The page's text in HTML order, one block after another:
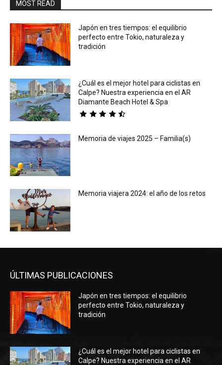
MOST READ
Japón en tres tiempos: el equilibrio
perfecto entre Tokio, naturaleza y
tradición
¿Cuál es el mejor hotel para ciclistas en
Calpe? Nuestra experiencia en el AR
Diamante Beach Hotel & Spa
Memoria de viajes 2025 – Familia(s)
Memoria viajera 2024: el año de los retos
ÚLTIMAS PUBLICACIONES
Japón en tres tiempos: el equilibrio
perfecto entre Tokio, naturaleza y
tradición
¿Cuál es el mejor hotel para ciclistas en
Calpe? Nuestra experiencia en el AR